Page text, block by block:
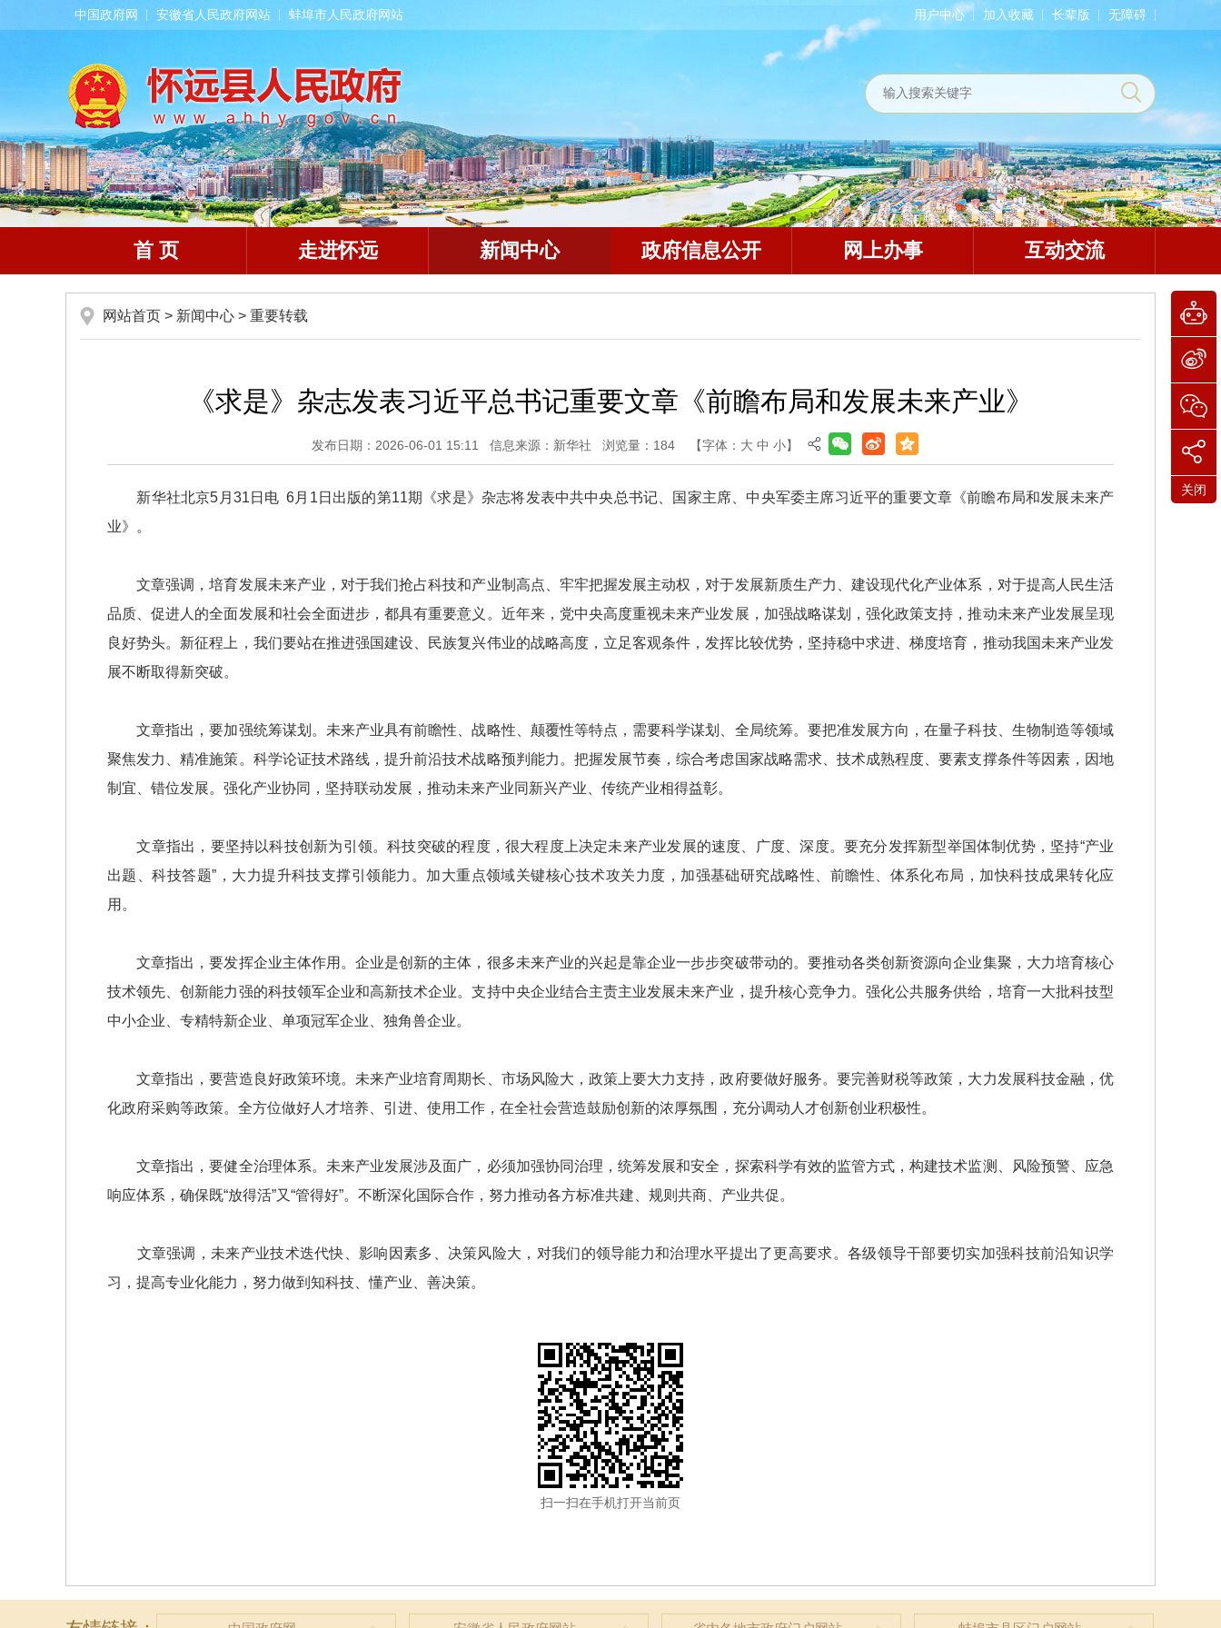
中国政府网 安徽省人民政府网站 蚌埠市人民政府网站 用户中心 加入收藏 长辈版 无障碍
首 页 走进怀远 新闻中心 政府信息公开 网上办事 互动交流
网站首页 > 新闻中心 > 重要转载
《求是》杂志发表习近平总书记重要文章《前瞻布局和发展未来产业》
发布日期：2026-06-01 15:11 信息来源：新华社 浏览量： 184 【字体： 大 中 小】
新华社北京5月31日电 6月1日出版的第11期《求是》杂志将发表中共中央总书记、国家主席、中央军委主席习近平的重要文章《前瞻布局和发展未来产
业》。
文章强调，培育发展未来产业，对于我们抢占科技和产业制高点、牢牢把握发展主动权，对于发展新质生产力、建设现代化产业体系，对于提高人民生活
品质、促进人的全面发展和社会全面进步，都具有重要意义。近年来，党中央高度重视未来产业发展，加强战略谋划，强化政策支持，推动未来产业发展呈现
良好势头。新征程上，我们要站在推进强国建设、民族复兴伟业的战略高度，立足客观条件，发挥比较优势，坚持稳中求进、梯度培育，推动我国未来产业发
展不断取得新突破。
文章指出，要加强统筹谋划。未来产业具有前瞻性、战略性、颠覆性等特点，需要科学谋划、全局统筹。要把准发展方向，在量子科技、生物制造等领域
聚焦发力、精准施策。科学论证技术路线，提升前沿技术战略预判能力。把握发展节奏，综合考虑国家战略需求、技术成熟程度、要素支撑条件等因素，因地
制宜、错位发展。强化产业协同，坚持联动发展，推动未来产业同新兴产业、传统产业相得益彰。
文章指出，要坚持以科技创新为引领。科技突破的程度，很大程度上决定未来产业发展的速度、广度、深度。要充分发挥新型举国体制优势，坚持“产业
出题、科技答题”，大力提升科技支撑引领能力。加大重点领域关键核心技术攻关力度，加强基础研究战略性、前瞻性、体系化布局，加快科技成果转化应
用。
文章指出，要发挥企业主体作用。企业是创新的主体，很多未来产业的兴起是靠企业一步步突破带动的。要推动各类创新资源向企业集聚，大力培育核心
技术领先、创新能力强的科技领军企业和高新技术企业。支持中央企业结合主责主业发展未来产业，提升核心竞争力。强化公共服务供给，培育一大批科技型
中小企业、专精特新企业、单项冠军企业、独角兽企业。
文章指出，要营造良好政策环境。未来产业培育周期长、市场风险大，政策上要大力支持，政府要做好服务。要完善财税等政策，大力发展科技金融，优
化政府采购等政策。全方位做好人才培养、引进、使用工作，在全社会营造鼓励创新的浓厚氛围，充分调动人才创新创业积极性。
文章指出，要健全治理体系。未来产业发展涉及面广，必须加强协同治理，统筹发展和安全，探索科学有效的监管方式，构建技术监测、风险预警、应急
响应体系，确保既“放得活”又“管得好”。不断深化国际合作，努力推动各方标准共建、规则共商、产业共促。
文章强调，未来产业技术迭代快、影响因素多、决策风险大，对我们的领导能力和治理水平提出了更高要求。各级领导干部要切实加强科技前沿知识学
习，提高专业化能力，努力做到知科技、懂产业、善决策。
扫一扫在手机打开当前页
关闭